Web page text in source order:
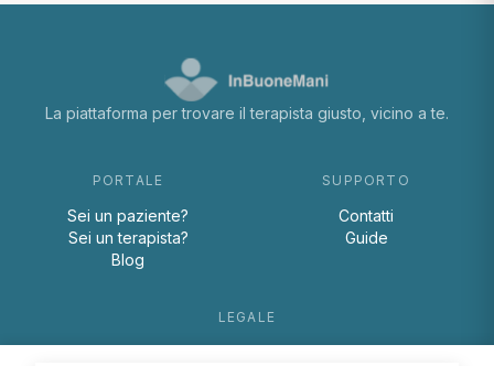
La piattaforma per trovare il terapista giusto, vicino a te.
PORTALE
Sei un paziente?
Sei un terapista?
Blog
SUPPORTO
Contatti
Guide
LEGALE